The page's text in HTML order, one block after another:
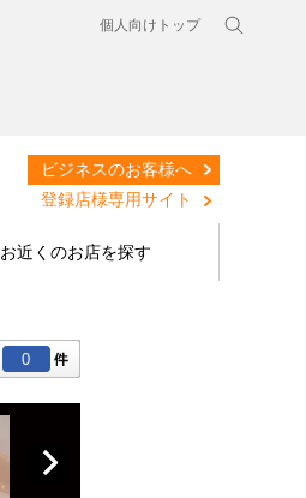
個人向けトップ
ビジネスのお客様へ
登録店様専用サイト
お近くのお店を探す
0